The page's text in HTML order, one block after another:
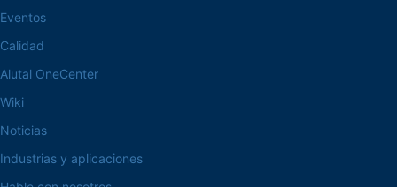
Eventos
Calidad
Alutal OneCenter
Wiki
Noticias
Industrias y aplicaciones